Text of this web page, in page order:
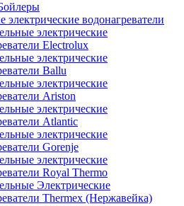
электрические водонагреватели
электрические
Electrolux
электрические
Ballu
электрические
Ariston
электрические
Atlantic
электрические
Gorenje
электрические
Royal Thermo
Электрические
Thermex (Нержавейка)